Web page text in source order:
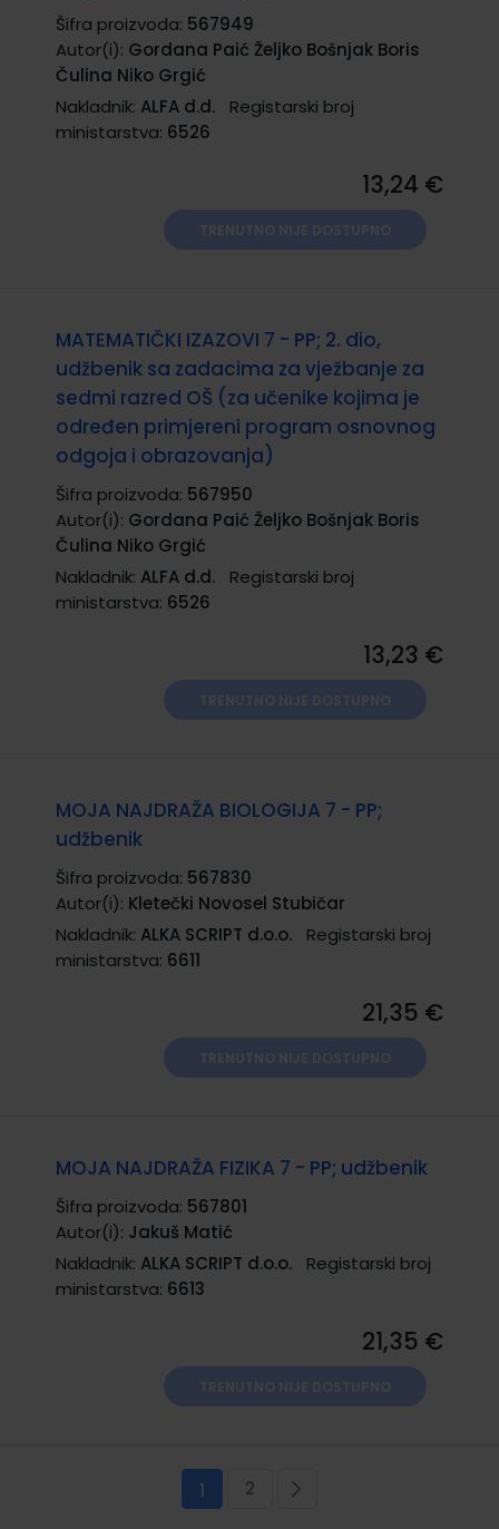
Šifra proizvoda: 567949
Autor(i): Gordana Paić Željko Bošnjak Boris
Čulina Niko Grgić
Nakladnik: ALFA d.d.
Registarski broj
ministarstva: 6526
13,24 €
MATEMATIČKI IZAZOVI 7 - PP; 2. dio,
udžbenik sa zadacima za vježbanje za
sedmi razred OŠ (za učenike kojima je
određen primjereni program osnovnog
odgoja i obrazovanja)
Šifra proizvoda: 567950
Autor(i): Gordana Paić Željko Bošnjak Boris
Čulina Niko Grgić
Nakladnik: ALFA d.d.
Registarski broj
ministarstva: 6526
13,23 €
MOJA NAJDRAŽA BIOLOGIJA 7 - PP;
udžbenik
Šifra proizvoda: 567830
Autor(i): Kletečki Novosel Stubičar
Nakladnik: ALKA SCRIPT d.o.o.
Registarski broj
ministarstva: 6611
21,35 €
MOJA NAJDRAŽA FIZIKA 7 - PP; udžbenik
Šifra proizvoda: 567801
Autor(i): Jakuš Matić
Nakladnik: ALKA SCRIPT d.o.o.
Registarski broj
ministarstva: 6613
21,35 €
Stranica
Trenutno pregledavate stranicu
1 Stranica
2